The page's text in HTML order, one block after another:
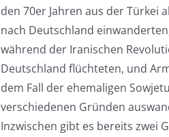
den 70er Jahren aus der Türkei
nach Deutschland
während der Iranischen
Deutschland flüchteten, und
dem Fall der ehemaligen
verschiedenen Gründen
Inzwischen gibt es bereits zwei